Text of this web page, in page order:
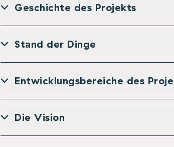
Geschichte des Projekts
Stand der Dinge
Entwicklungsbereiche des
Die Vision